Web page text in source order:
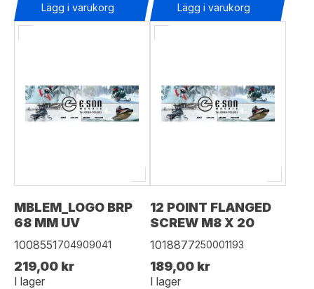
Lägg i varukorg Lägg i varukorg
MBLEM_LOGO BRP
68 MM UV
1008551704909041
219,00 kr
I lager
12 POINT FLANGED
SCREW M8 X 20
1018877250001193
189,00 kr
I lager